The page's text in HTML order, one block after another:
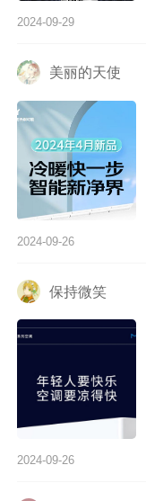
2024-09-29
美丽的天使
2024-09-26
保持微笑
2024-09-26